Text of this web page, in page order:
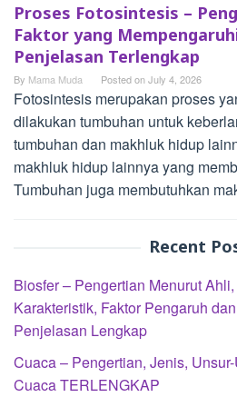
Proses Fotosintesis –
Faktor yang
Penjelasan Terlengkap
By Mama Muda Posted onJuly 4, 2026
Fotosintesis merupakan proses
dilakukan tumbuhan untuk
tumbuhan dan makhluk hidup
makhluk hidup lainnya yang
Tumbuhan juga membutuhkan
Recent
Biosfer – Pengertian Menurut
Karakteristik, Faktor Pengaruh
Penjelasan Lengkap
Cuaca – Pengertian, Jenis,
Cuaca TERLENGKAP